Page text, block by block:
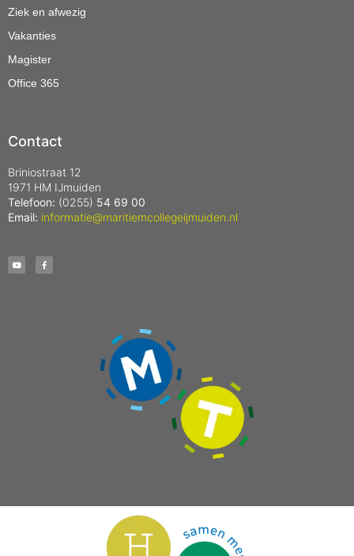
Ziek en afwezig
Vakanties
Magister
Office 365
Contact
Briniostraat 12
1971 HM IJmuiden
Telefoon: (0255) 54 69 00
Email: informatie@maritiemcollegeijmuiden.nl